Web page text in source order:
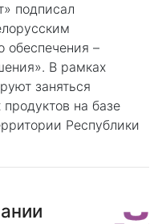
подписал
обеспечения –
В рамках
заняться
на базе
Республики